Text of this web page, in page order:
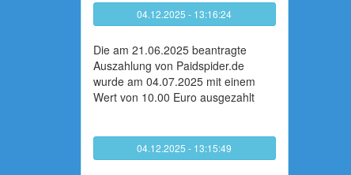
04.12.2025 - 13:16:24
Die am 21.06.2025 beantragte
Auszahlung von Paidspider.de
wurde am 04.07.2025 mit einem
Wert von 10.00 Euro ausgezahlt
04.12.2025 - 13:15:49